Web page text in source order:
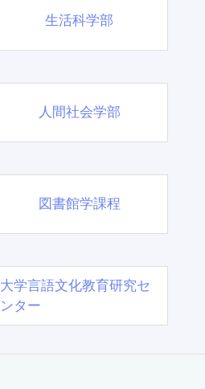
生活科学部
人間社会学部
図書館学課程
大学言語文化教育研究セ
ンター